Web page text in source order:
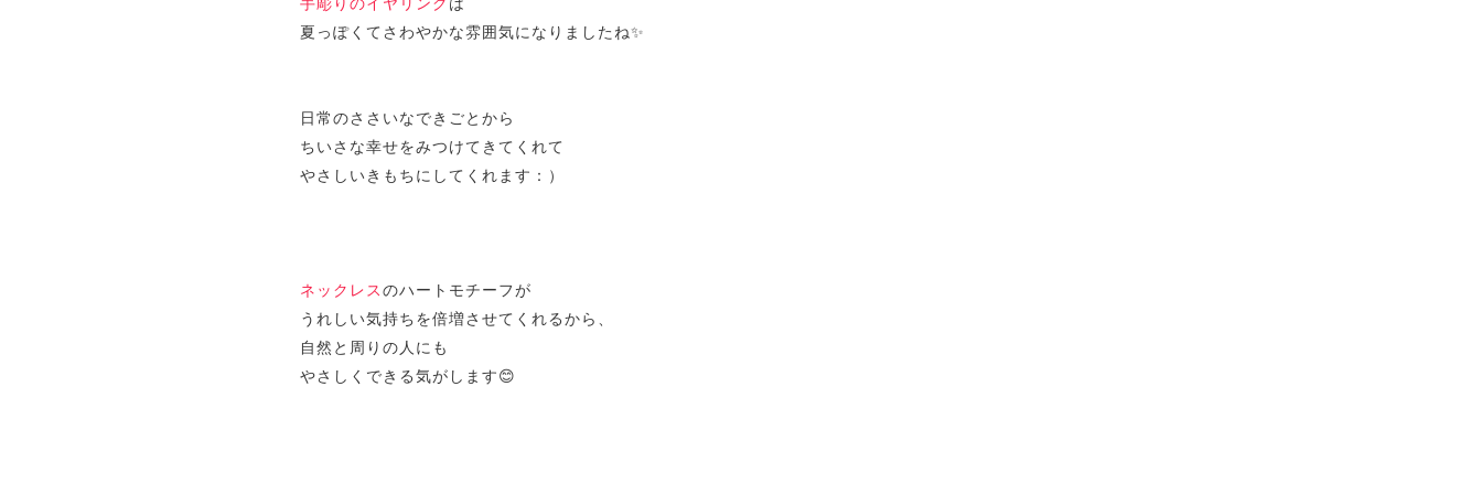
手彫りのイヤリングは
夏っぽくてさわやかな雰囲気になりましたね✨
日常のささいなできごとから
ちいさな幸せをみつけてきてくれて
やさしいきもちにしてくれます：）
ネックレス のハートモチーフが
うれしい気持ちを倍増させてくれるから、
自然と周りの人にも
やさしくできる気がします😊